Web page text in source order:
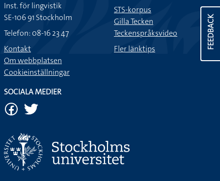
FEEDBACK
Inst. för lingvistik
SE-106 91 Stockholm
Telefon: 08-16 23 47
Kontakt
Om webbplatsen
Cookieinställningar
STS-korpus
Gilla Tecken
Teckenspråksvideo
Fler länktips
SOCIALA MEDIER